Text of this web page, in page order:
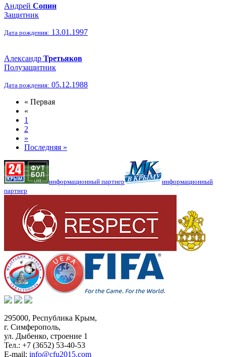
Андрей Сопин
Защитник
Дата рождения: 13.01.1997
Александр Третьяков
Полузащитник
Дата рождения: 05.12.1988
« Первая
«
1
2
»
Последняя »
информационный партнер
информационный
партнер
295000, Республика Крым,
г. Симферополь,
ул. Дыбенко, строение 1
Тел.: +7 (3652) 53-40-53
E-mail: info@cfu2015.com